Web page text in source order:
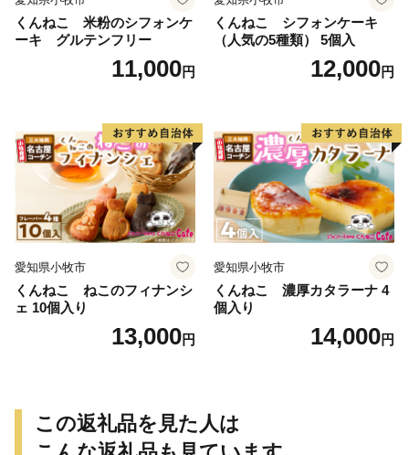
くんねこ 米粉のシフォンケ
ーキ グルテンフリー
11,000円
くんねこ シフォンケーキ
（人気の5種類） 5個入
12,000円
愛知県小牧市
くんねこ ねこのフィナンシ
ェ 10個入り
13,000円
愛知県小牧市
くんねこ 濃厚カタラーナ 4
個入り
14,000円
この返礼品を見た人は